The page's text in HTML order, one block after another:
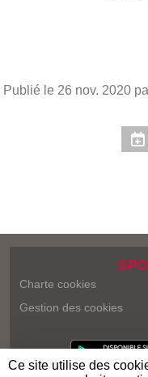
Publié le 26 nov. 2020
Charte cookies
Gestion des cookies
Ce site utilise des